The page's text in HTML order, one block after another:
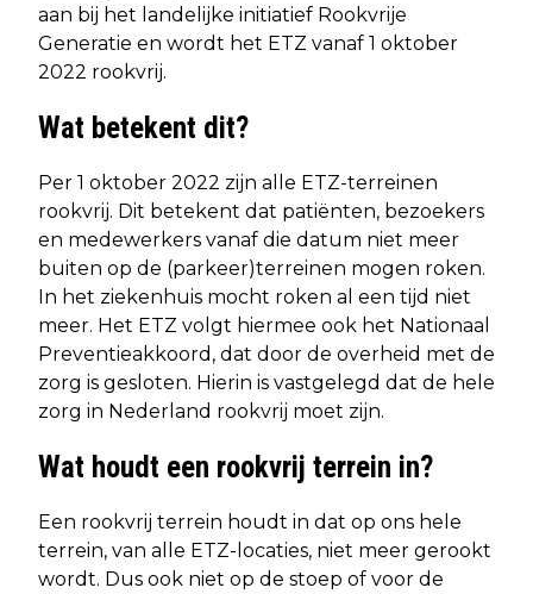
aan bij het landelijke initiatief Rookvrije
Generatie en wordt het ETZ vanaf 1 oktober
2022 rookvrij.
Wat betekent dit?
Per 1 oktober 2022 zijn alle ETZ-terreinen
rookvrij. Dit betekent dat patiënten, bezoekers
en medewerkers vanaf die datum niet meer
buiten op de (parkeer)terreinen mogen roken.
In het ziekenhuis mocht roken al een tijd niet
meer. Het ETZ volgt hiermee ook het Nationaal
Preventieakkoord, dat door de overheid met de
zorg is gesloten. Hierin is vastgelegd dat de hele
zorg in Nederland rookvrij moet zijn.
Wat houdt een rookvrij terrein in?
Een rookvrij terrein houdt in dat op ons hele
terrein, van alle ETZ-locaties, niet meer gerookt
wordt. Dus ook niet op de stoep of voor de